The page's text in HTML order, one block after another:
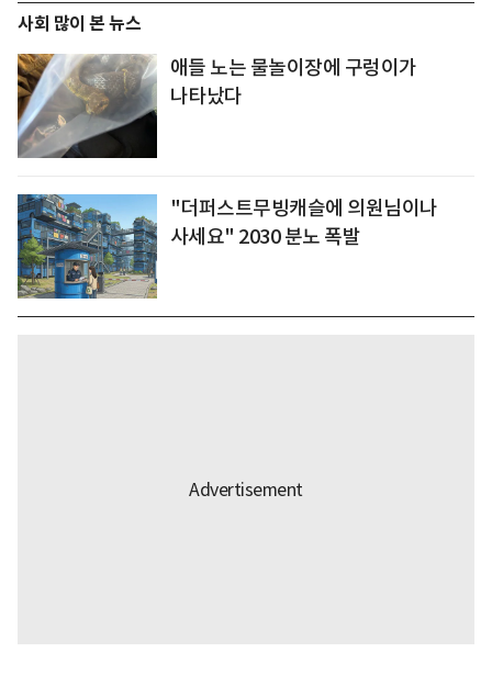
사회 많이 본 뉴스
애들 노는 물놀이장에 구렁이가
나타났다
"더퍼스트무빙캐슬에 의원님이나
사세요" 2030 분노 폭발